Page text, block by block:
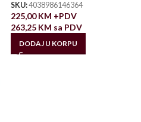
SKU:4038986146364
225,00KM +PDV
263,25 KM sa PDV
DODAJ U KORPU